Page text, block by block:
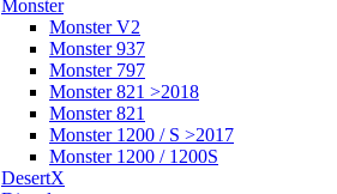
Monster
Monster V2
Monster 937
Monster 797
Monster 821 >2018
Monster 821
Monster 1200 / S >2017
Monster 1200 / 1200S
DesertX